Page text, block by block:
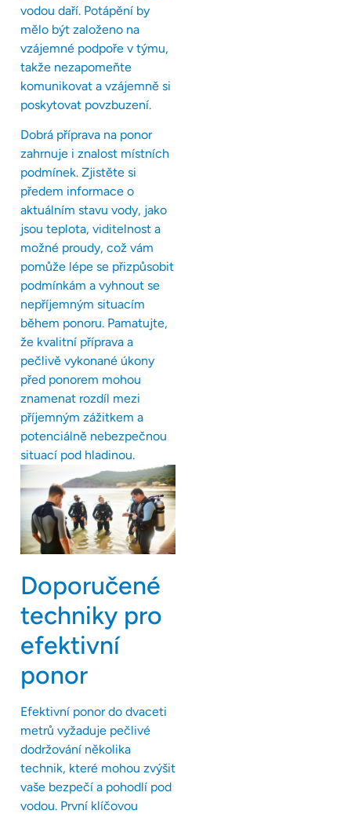
vodou daří. Potápění by
mělo být založeno na
vzájemné podpoře v týmu,
takže nezapomeňte
komunikovat a vzájemně si
poskytovat povzbuzení.
Dobrá příprava na ponor
zahrnuje i znalost místních
podmínek. Zjistěte si
předem informace o
aktuálním stavu vody, jako
jsou teplota, viditelnost a
možné proudy, což vám
pomůže lépe se přizpůsobit
podmínkám a vyhnout se
nepříjemným situacím
během ponoru. Pamatujte,
že kvalitní příprava a
pečlivě vykonané úkony
před ponorem mohou
znamenat rozdíl mezi
příjemným zážitkem a
potenciálně nebezpečnou
situací pod hladinou.
Doporučené
techniky pro
efektivní
ponor
Efektivní ponor do dvaceti
metrů vyžaduje pečlivé
dodržování několika
technik, které mohou zvýšit
vaše bezpečí a pohodlí pod
vodou. První klíčovou